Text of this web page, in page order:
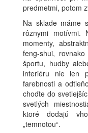
predmetmi, potom
Na sklade máme
rôznymi motívmi.
momenty,
feng-shui,
športu, hudby
interiéru nie len
farebnosti a
choďte do
svetlých
ktoré dodajú
„temnotou“.